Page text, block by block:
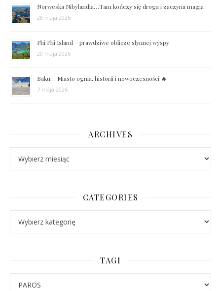
Norweska Nibylandia…Tam kończy się droga i zaczyna magia
28 maja 2026
Phi Phi Island – prawdziwe oblicze słynnej wyspy
20 maja 2026
Baku… Miasto ognia, historii i nowoczesności 🔥
7 maja 2026
ARCHIVES
CATEGORIES
TAGI